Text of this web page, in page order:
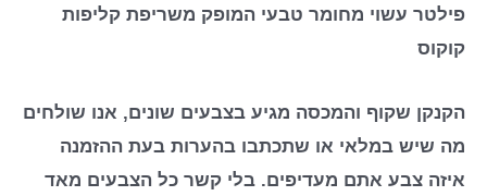
פילטר עשוי מחומר טבעי המופק משריפת קליפות
קוקוס
הקנקן שקוף והמכסה מגיע בצבעים שונים, אנו שולחים
מה שיש במלאי או שתכתבו בהערות בעת ההזמנה
איזה צבע אתם מעדיפים. בלי קשר כל הצבעים מאד